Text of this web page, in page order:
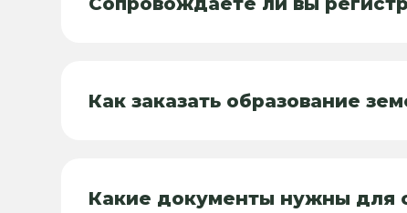
Как заказать образование
Какие документы нужны для